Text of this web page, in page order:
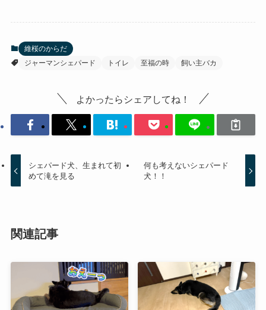
維桜のからだ
ジャーマンシェパード
トイレ 至福の時 飼い主バカ
よかったらシェアしてね！
シェパード犬、生まれて初
めて滝を見る
何も考えないシェパード
犬！！
関連記事